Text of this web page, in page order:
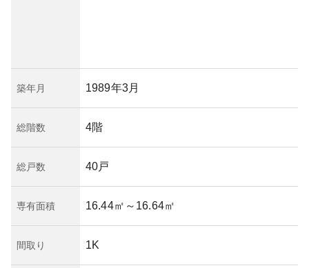
築年月 1989年3月
総階数 4階
総戸数 40戸
専有面積 16.44㎡ ～16.64㎡
間取り 1K